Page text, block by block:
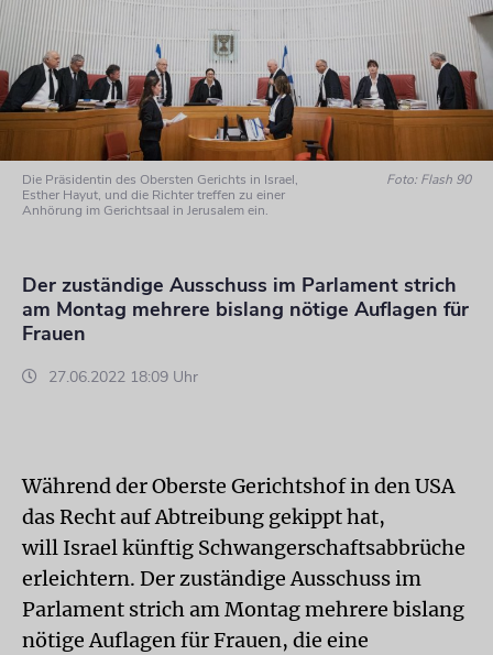
Die Präsidentin des Obersten Gerichts in Israel,
Esther Hayut, und die Richter treffen zu einer
Anhörung im Gerichtsaal in Jerusalem ein.
Foto: Flash 90
Der zuständige Ausschuss im Parlament strich
am Montag mehrere bislang nötige Auflagen für
Frauen
27.06.2022 18:09 Uhr
Während der Oberste Gerichtshof in den USA
das Recht auf Abtreibung gekippt hat,
will Israel künftig Schwangerschaftsabbrüche
erleichtern. Der zuständige Ausschuss im
Parlament strich am Montag mehrere bislang
nötige Auflagen für Frauen, die eine